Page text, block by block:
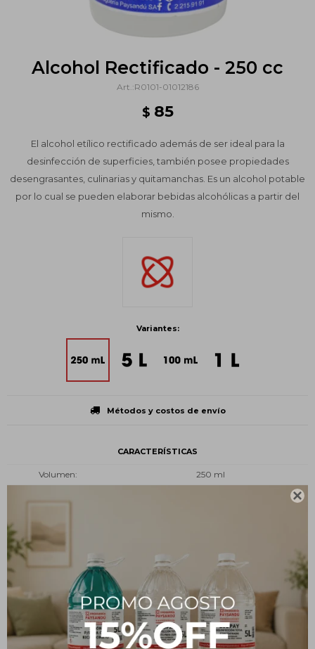

Alcohol Rectificado - 250 cc
R0101-01012186
$ 85
El alcohol etílico rectificado además de ser ideal para la
desinfección de superficies, también posee propiedades
desengrasantes, culinarias y quitamanchas. Es un alcohol potable
por lo cual se pueden elaborar bebidas alcohólicas a partir del
mismo.
Variantes:
Métodos y costos de envío
CARACTERÍSTICAS
Volumen
250 ml
Estado
Descripción